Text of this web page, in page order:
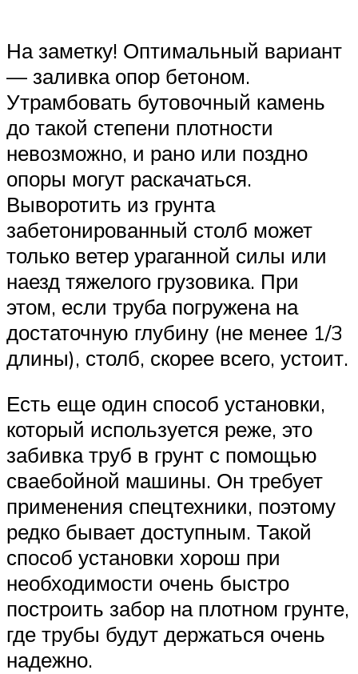
На заметку! Оптимальный вариант
— заливка опор бетоном.
Утрамбовать бутовочный камень
до такой степени плотности
невозможно, и рано или поздно
опоры могут раскачаться.
Выворотить из грунта
забетонированный столб может
только ветер ураганной силы или
наезд тяжелого грузовика. При
этом, если труба погружена на
достаточную глубину (не менее 1/3
длины), столб, скорее всего, устоит.
Есть еще один способ установки,
который используется реже, это
забивка труб в грунт с помощью
сваебойной машины. Он требует
применения спецтехники, поэтому
редко бывает доступным. Такой
способ установки хорош при
необходимости очень быстро
построить забор на плотном грунте,
где трубы будут держаться очень
надежно.